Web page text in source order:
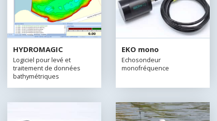
HYDROMAGIC
Logiciel pour levé et
traitement de données
bathymétriques
EKO mono
Echosondeur
monofréquence